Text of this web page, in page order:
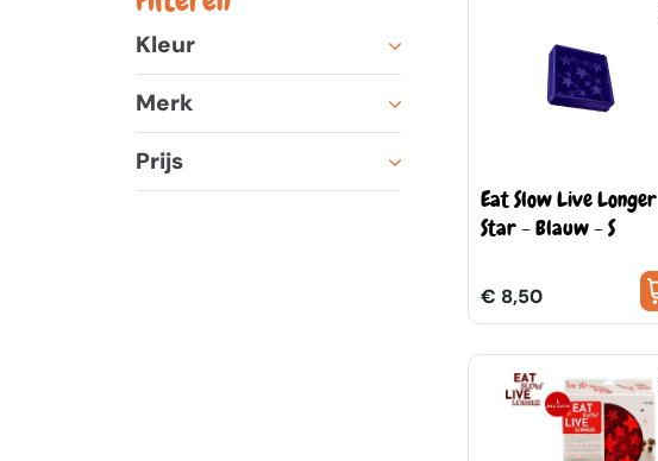
Kleur
Merk
Prijs
Eat Slow Live Longer
Star - Blauw - S
€ 8,50